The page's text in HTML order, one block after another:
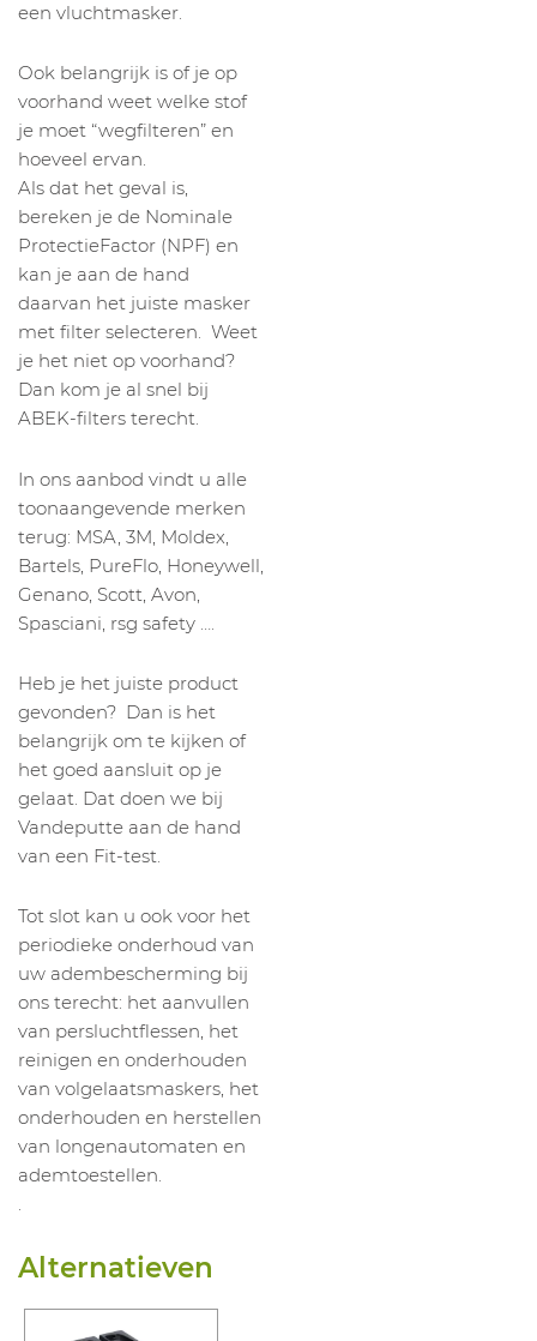
een vluchtmasker.
Ook belangrijk is of je op
voorhand weet welke stof
je moet “wegfilteren” en
hoeveel ervan.
Als dat het geval is,
bereken je de Nominale
ProtectieFactor (NPF) en
kan je aan de hand
daarvan het juiste masker
met filter selecteren. Weet
je het niet op voorhand?
Dan kom je al snel bij
ABEK-filters terecht.
In ons aanbod vindt u alle
toonaangevende merken
terug: MSA, 3M, Moldex,
Bartels, PureFlo, Honeywell,
Genano, Scott, Avon,
Spasciani, rsg safety ….
Heb je het juiste product
gevonden? Dan is het
belangrijk om te kijken of
het goed aansluit op je
gelaat. Dat doen we bij
Vandeputte aan de hand
van een Fit-test.
Tot slot kan u ook voor het
periodieke onderhoud van
uw adembescherming bij
ons terecht: het aanvullen
van persluchtflessen, het
reinigen en onderhouden
van volgelaatsmaskers, het
onderhouden en herstellen
van longenautomaten en
ademtoestellen.
.
Alternatieven